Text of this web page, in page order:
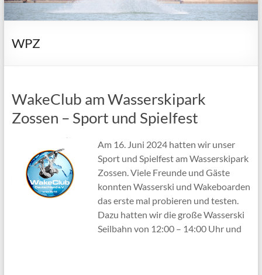
WPZ
WakeClub am Wasserskipark
Zossen – Sport und Spielfest
Am 16. Juni 2024 hatten wir unser
Sport und Spielfest am Wasserskipark
Zossen. Viele Freunde und Gäste
konnten Wasserski und Wakeboarden
das erste mal probieren und testen.
Dazu hatten wir die große Wasserski
Seilbahn von 12:00 – 14:00 Uhr und